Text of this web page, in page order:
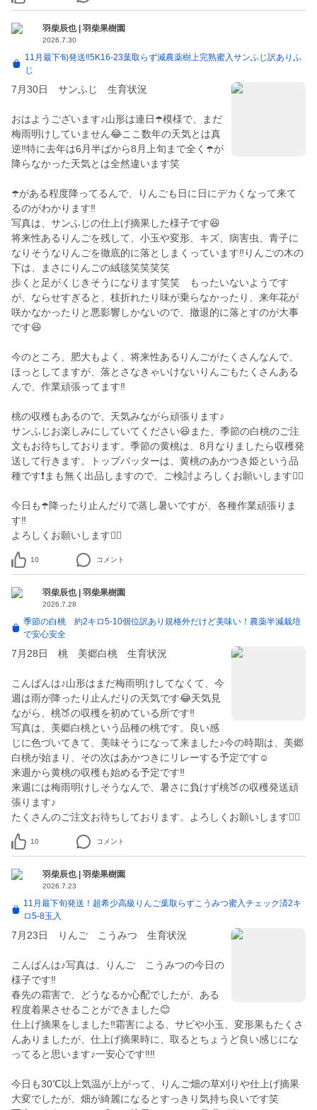
羽柴辰也 | 羽柴果樹園
2026.7.30
11月最下旬発送‼️5K16-23葉取らず減農薬樹上完熟蜜入サンふじ訳ありふ
じ
7月30日 サンふじ 生育状況
おはようございます♪山形は連日☂️模様で、まだ
梅雨明けしていません😂ここ数年の天気とは真
逆‼️特に去年は6月半ばから8月上旬まで全く☂️が
降らなかった天気とは全然違います笑
☂️がある程度降ってるんで、りんごも日に日にデカくなって来て
るのがわかります‼️
写真は、サンふじの仕上げ摘果した様子です😆
将来性あるりんごを残して、小玉や変形、キズ、病害虫、青子に
なりそうなりんごを徹底的に落としまくっています‼️りんごの木の
下は、まさにりんごの絨毯笑笑笑笑
歩くと足がくじきそうになります笑笑 もったいないようです
が、ならせすぎると、枝折れたり味が乗らなかったり、来年花が
咲かなかったりと悪影響しかないので、撤退的に落とすのが大事
です😆
今のところ、肥大もよく、将来性あるりんごがたくさんなんで、
ほっとしてますが、落とさなきゃいけないりんごもたくさんある
んで、作業頑張ってます‼️
桃の収穫もあるので、天気みながら頑張ります♪
サンふじお楽しみにしていてください😆また、季節の白桃のご注
文もお待ちしております。季節の黄桃は、8月なりましたら収穫発
送して行きます。トップバッターは、黄桃のあかつき姫という品
種です❗️まも無く出品しますので、ご検討よろしくお願いします🙇‍♂️
今日も☂️降ったり止んだりで蒸し暑いですが、各種作業頑張りま
す‼️
よろしくお願いします🙇‍♂️
10 コメント
羽柴辰也 | 羽柴果樹園
2026.7.28
季節の白桃 約2キロ5-10個位訳あり規格外だけど美味い！農薬半減栽培
で安心安全
7月28日 桃 美郷白桃 生育状況
こんばんは♪山形はまだ梅雨明けしてなくて、今
週は雨が降ったり止んだりの天気です😂天気見
ながら、桃🍑の収穫を初めている所です‼️
写真は、美郷白桃という品種の桃です。良い感
じに色づいてきて、美味そうになって来ました♪今の時期は、美郷
白桃が始まり、その次はあかつきにリレーする予定です☺️
来週から黄桃の収穫も始める予定です‼️
来週には梅雨明けしそうなんで、暑さに負けず桃🍑の収穫発送頑
張ります♪
たくさんのご注文お待ちしております。よろしくお願いします🙇‍♂️
10 コメント
羽柴辰也 | 羽柴果樹園
2026.7.23
11月最下旬発送！超希少高級りんご葉取らずこうみつ蜜入チェック済2キ
ロ5-8玉入
7月23日 りんご こうみつ 生育状況
こんばんは♪写真は、りんご こうみつの今日の
様子です‼️
春先の霜害で、どうなるか心配でしたが、ある
程度着果させることができました😊
仕上げ摘果をしました‼️霜害による、サビや小玉、変形果もたくさ
んありましたが、仕上げ摘果時に、取るとちょうど良い感じにな
ってると思います♪一安心です‼️‼️
今日も30℃以上気温が上がって、りんご畑の草刈りや仕上げ摘果
大変でしたが、畑が綺麗になるとすっきり気持ち良いです笑